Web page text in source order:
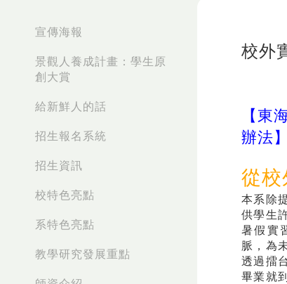
宣傳海報
景觀人養成計畫：學生原
創大賞
給新鮮人的話
招生報名系統
招生資訊
校特色亮點
系特色亮點
教學研究發展重點
校外
【 東
辦法】
從校
本系除
供學生
暑假實
脈，為
透過擂
畢業就